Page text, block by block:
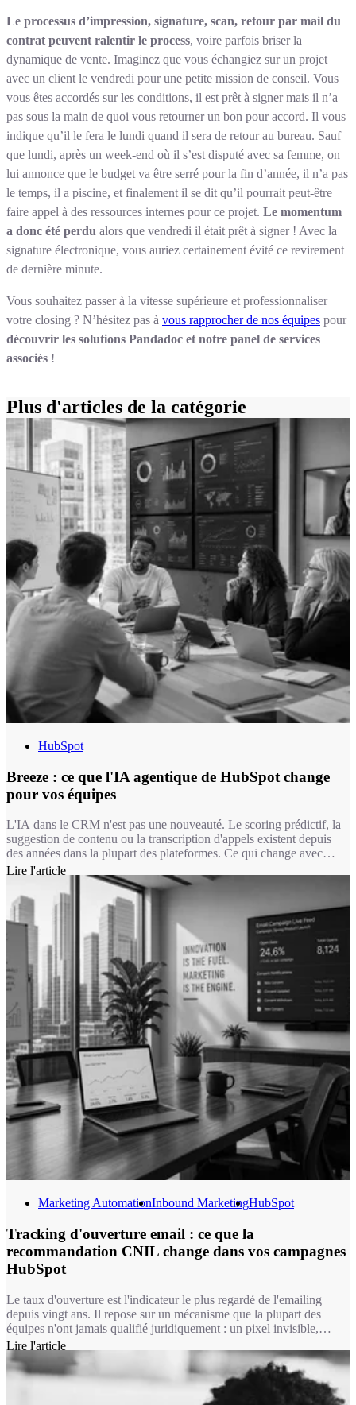
Le processus d’impression, signature, scan, retour par mail du
contrat peuvent ralentir le process, voire parfois briser la
dynamique de vente. Imaginez que vous échangiez sur un projet
avec un client le vendredi pour une petite mission de conseil. Vous
vous êtes accordés sur les conditions, il est prêt à signer mais il n’a
pas sous la main de quoi vous retourner un bon pour accord. Il vous
indique qu’il le fera le lundi quand il sera de retour au bureau. Sauf
que lundi, après un week-end où il s’est disputé avec sa femme, on
lui annonce que le budget va être serré pour la fin d’année, il n’a pas
le temps, il a piscine, et finalement il se dit qu’il pourrait peut-être
faire appel à des ressources internes pour ce projet. Le momentum
a donc été perdu alors que vendredi il était prêt à signer ! Avec la
signature électronique, vous auriez certainement évité ce revirement
de dernière minute.
Vous souhaitez passer à la vitesse supérieure et professionnaliser
votre closing ? N’hésitez pas à vous rapprocher de nos équipes pour
découvrir les solutions Pandadoc et notre panel de services
associés !
Plus d'articles de la catégorie
HubSpot
Breeze : ce que l'IA agentique de HubSpot change
pour vos équipes
L'IA dans le CRM n'est pas une nouveauté. Le scoring prédictif, la
suggestion de contenu ou la transcription d'appels existent depuis
des années dans la plupart des plateformes. Ce qui change avec
Breeze, c'est la nature de l'intervention : on passe d'une IA qui
suggère à une IA qui exécute. Un agent Breeze ne se contente pas
de recommander une réponse à un ticket, il la rédige, la documente
et peut la résoudre seul dans le périmètre que vous lui avez défini.
Lire l'article
Marketing AutomationInbound MarketingHubSpot
Tracking d'ouverture email : ce que la
recommandation CNIL change dans vos campagnes
HubSpot
Le taux d'ouverture est l'indicateur le plus regardé de l'emailing
depuis vingt ans. Il repose sur un mécanisme que la plupart des
équipes n'ont jamais qualifié juridiquement : un pixel invisible,
chargé à l'ouverture du message. Depuis le 14 avril 2026, ce
mécanisme relève du même régime que les cookies. Autrement dit,
pour une bonne partie de vos usages, mesurer une ouverture
suppose désormais le consentement du destinataire.
Lire l'article